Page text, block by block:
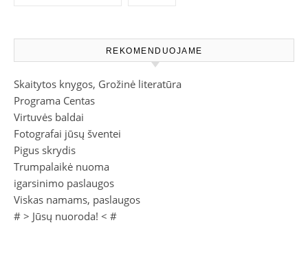
REKOMENDUOJAME
Skaitytos knygos, Grožinė literatūra
Programa Centas
Virtuvės baldai
Fotografai jūsų šventei
Pigus skrydis
Trumpalaikė nuoma
igarsinimo paslaugos
Viskas namams, paslaugos
# > Jūsų nuoroda! < #